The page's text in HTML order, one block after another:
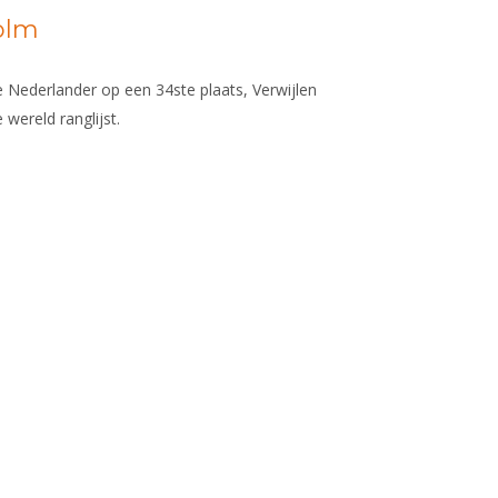
op een 34ste plaats, Verwijlen
wereld ranglijst.